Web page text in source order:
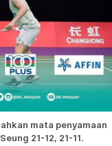
mata penyamaan
21-12, 21-11.